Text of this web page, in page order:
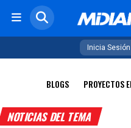
Inicia Sesión
BLOGS PROYECTOS
NOTICIAS DEL TEMA